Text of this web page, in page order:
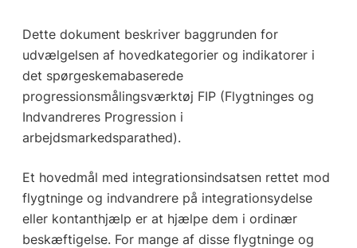
Dette dokument beskriver baggrunden for
udvælgelsen af hovedkategorier og indikatorer i
det spørgeskemabaserede
progressionsmålingsværktøj FIP (Flygtninges og
Indvandreres Progression i
arbejdsmarkedsparathed).
Et hovedmål med integrationsindsatsen rettet mod
flygtninge og indvandrere på integrationsydelse
eller kontanthjælp er at hjælpe dem i ordinær
beskæftigelse. For mange af disse flygtninge og